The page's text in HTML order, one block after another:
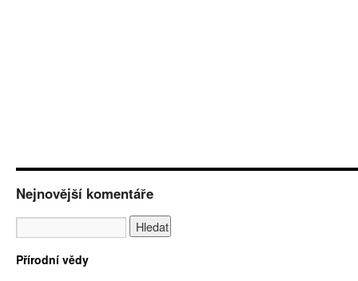
Nejnovější komentáře
Přírodní vědy